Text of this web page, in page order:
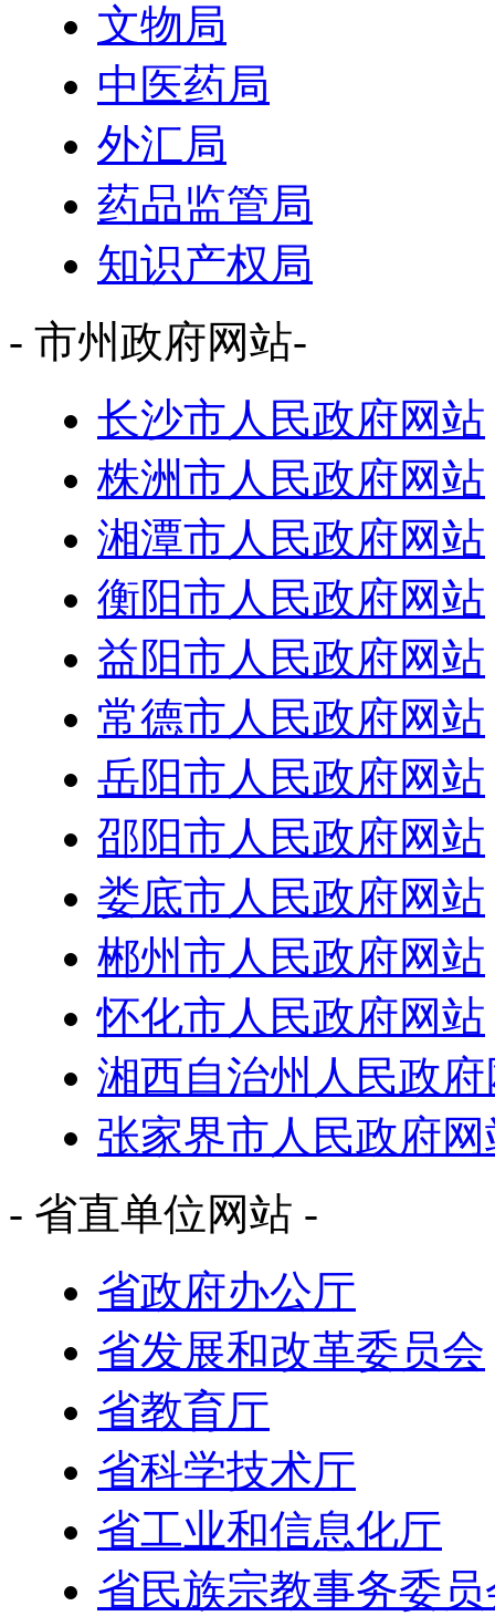
文物局
中医药局
外汇局
药品监管局
知识产权局
- 市州政府网站-
长沙市人民政府网站
株洲市人民政府网站
湘潭市人民政府网站
衡阳市人民政府网站
益阳市人民政府网站
常德市人民政府网站
岳阳市人民政府网站
邵阳市人民政府网站
娄底市人民政府网站
郴州市人民政府网站
怀化市人民政府网站
湘西自治州人民政
张家界市人民政府网
- 省直单位网站 -
省政府办公厅
省发展和改革委员会
省教育厅
省科学技术厅
省工业和信息化厅
省民族宗教事务委员